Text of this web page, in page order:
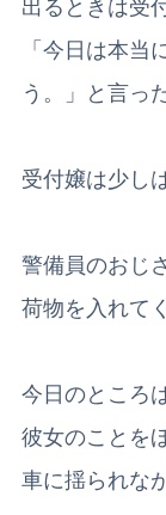
出るときは受
「今日は本当
う。」と言っ
受付嬢は少し
警備員のおじ
荷物を入れて
今日のところ
彼女のことを
車に揺られな